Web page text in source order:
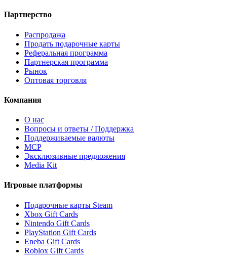
Партнерство
Распродажа
Продать подарочные карты
Реферальная программа
Партнерская программа
Рынок
Оптовая торговля
Компания
О нас
Вопросы и ответы / Поддержка
Поддерживаемые валюты
MCP
Эксклюзивные предложения
Media Kit
Игровые платформы
Подарочные карты Steam
Xbox Gift Cards
Nintendo Gift Cards
PlayStation Gift Cards
Eneba Gift Cards
Roblox Gift Cards